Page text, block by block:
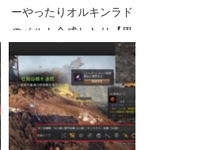
ーやったりオルキンラド
のベルト合成したり【黒
い砂漠Part2359】